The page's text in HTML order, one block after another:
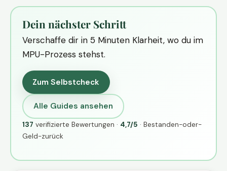
Dein nächster Schritt
Verschaffe dir in 5 Minuten Klarheit, wo du im
MPU-Prozess stehst.
Zum Selbstcheck
Alle Guides ansehen
137 verifizierte Bewertungen · 4,7/5 · Bestanden-oder-
Geld-zurück